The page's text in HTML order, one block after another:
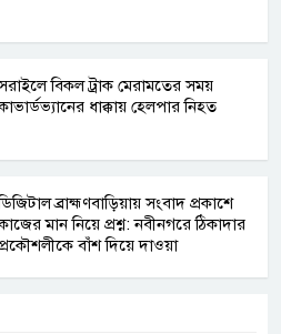
বিকল ট্রাক মেরামতের সময়
ধাক্কায় হেলপার নিহত
ব্রাহ্মণবাড়িয়ায় সংবাদ প্রকাশে
মান নিয়ে প্রশ্ন: নবীনগরে ঠিকাদার
বাঁশ দিয়ে দাওয়া